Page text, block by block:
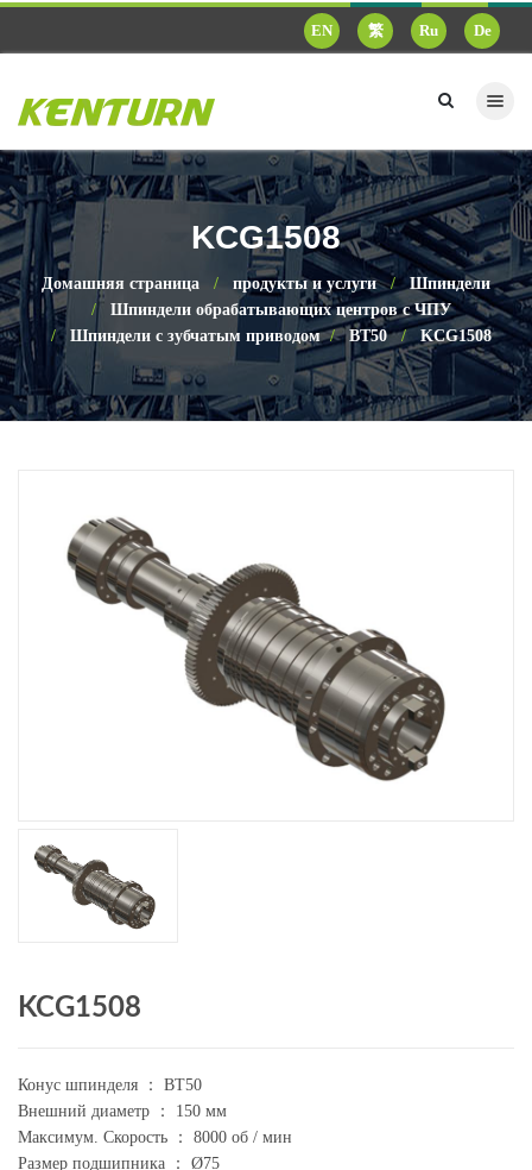
EN 繁 Ru De
KCG1508
Домашняя страница продукты и услуги
Шпиндели
Шпиндели обрабатывающих центров с ЧПУ
Шпиндели с зубчатым приводом
BT50 KCG1508
KCG1508
Конус шпинделя ： BT50
Внешний диаметр ： 150 мм
Максимум. Скорость ： 8000 об / мин
Размер подшипника ： Ø75